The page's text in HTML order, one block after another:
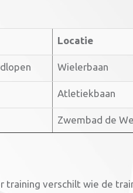
Locatie
Wielerbaan
Atletiekbaan
Zwembad de
training verschilt wie de